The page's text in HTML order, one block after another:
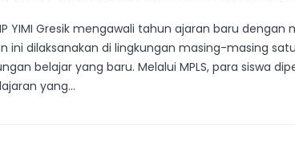
YIMI Gresik mengawali tahun ajaran baru
ini dilaksanakan di lingkungan masing-masing
belajar yang baru. Melalui MPLS, para siswa
yang...